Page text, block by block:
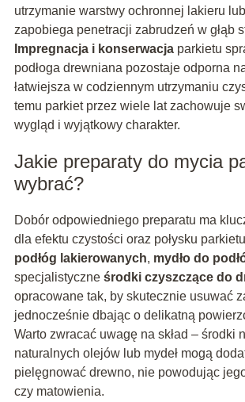
utrzymanie warstwy ochronnej lakieru
zapobiega penetracji zabrudzeń w głąb
Impregnacja i konserwacjaparkietu
podłoga drewniana pozostaje odporna
łatwiejsza w codziennym utrzymaniu
temu parkiet przez wiele lat zachowuje
wygląd i wyjątkowy charakter.
Jakie preparaty do mycia
wybrać?
Dobór odpowiedniego preparatu ma
dla efektu czystości oraz połysku
podłóg lakierowanych, mydło do
specjalistyczne środki czyszczące do
opracowane tak, by skutecznie usuwać
jednocześnie dbając o delikatną
Warto zwracać uwagę na skład – środki
naturalnych olejów lub mydeł mogą
pielęgnować drewno, nie powodując
czy matowienia.